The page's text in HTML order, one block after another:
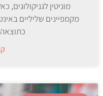
מוניטין
מקמפיינים שליליים